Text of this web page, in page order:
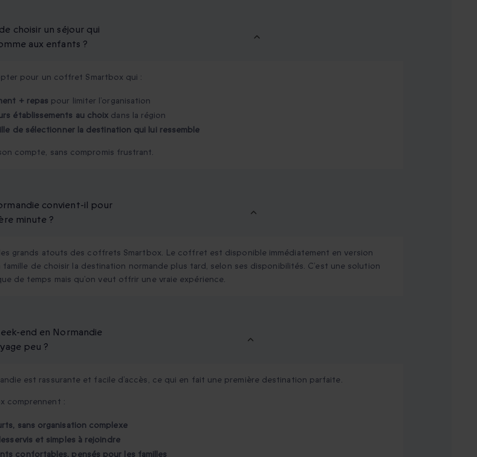
choisir un séjour qui
aux enfants ?
pour un coffret Smartbox qui :
+ repas pour limiter l’organisation
établissements au choix dans la région
de sélectionner la destination qui lui ressemble
compte, sans compromis frustrant.
convient-il pour
minute ?
des grands atouts des coffrets Smartbox. Le coffret est disponible immédiatement en version
de choisir la destination normande plus tard, selon ses disponibilités. C’est une solution
de temps mais qu’on veut offrir une vraie expérience.
end en Normandie
peu ?
est rassurante et facile d’accès, ce qui en fait une première destination parfaite.
comprennent :
sans organisation complexe
et simples à rejoindre
confortables, pensés pour les familles